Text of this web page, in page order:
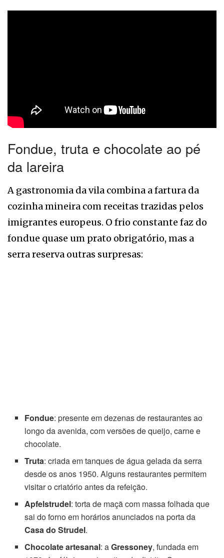
Fondue, truta e chocolate ao pé
da lareira
A gastronomia da vila combina a fartura da
cozinha mineira com receitas trazidas pelos
imigrantes europeus. O frio constante faz do
fondue quase um prato obrigatório, mas a
serra reserva outras surpresas:
Fondue: presente em dezenas de restaurantes ao
longo da avenida, com versões de queijo, carne e
chocolate.
Truta: criada em tanques de água gelada da serra
desde os anos 1950. Alguns restaurantes permitem
visitar o criatório antes da refeição.
Apfelstrudel: torta de maçã com massa folhada que
sai do forno em horários anunciados na porta da
Casa do Strudel.
Chocolate artesanal: aGressoney, fundada em